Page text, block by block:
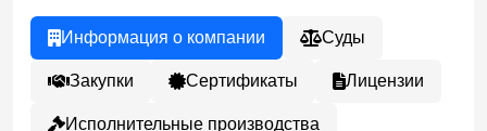
Информация о компании Суды
Закупки Сертификаты Лицензии
Исполнительные производства